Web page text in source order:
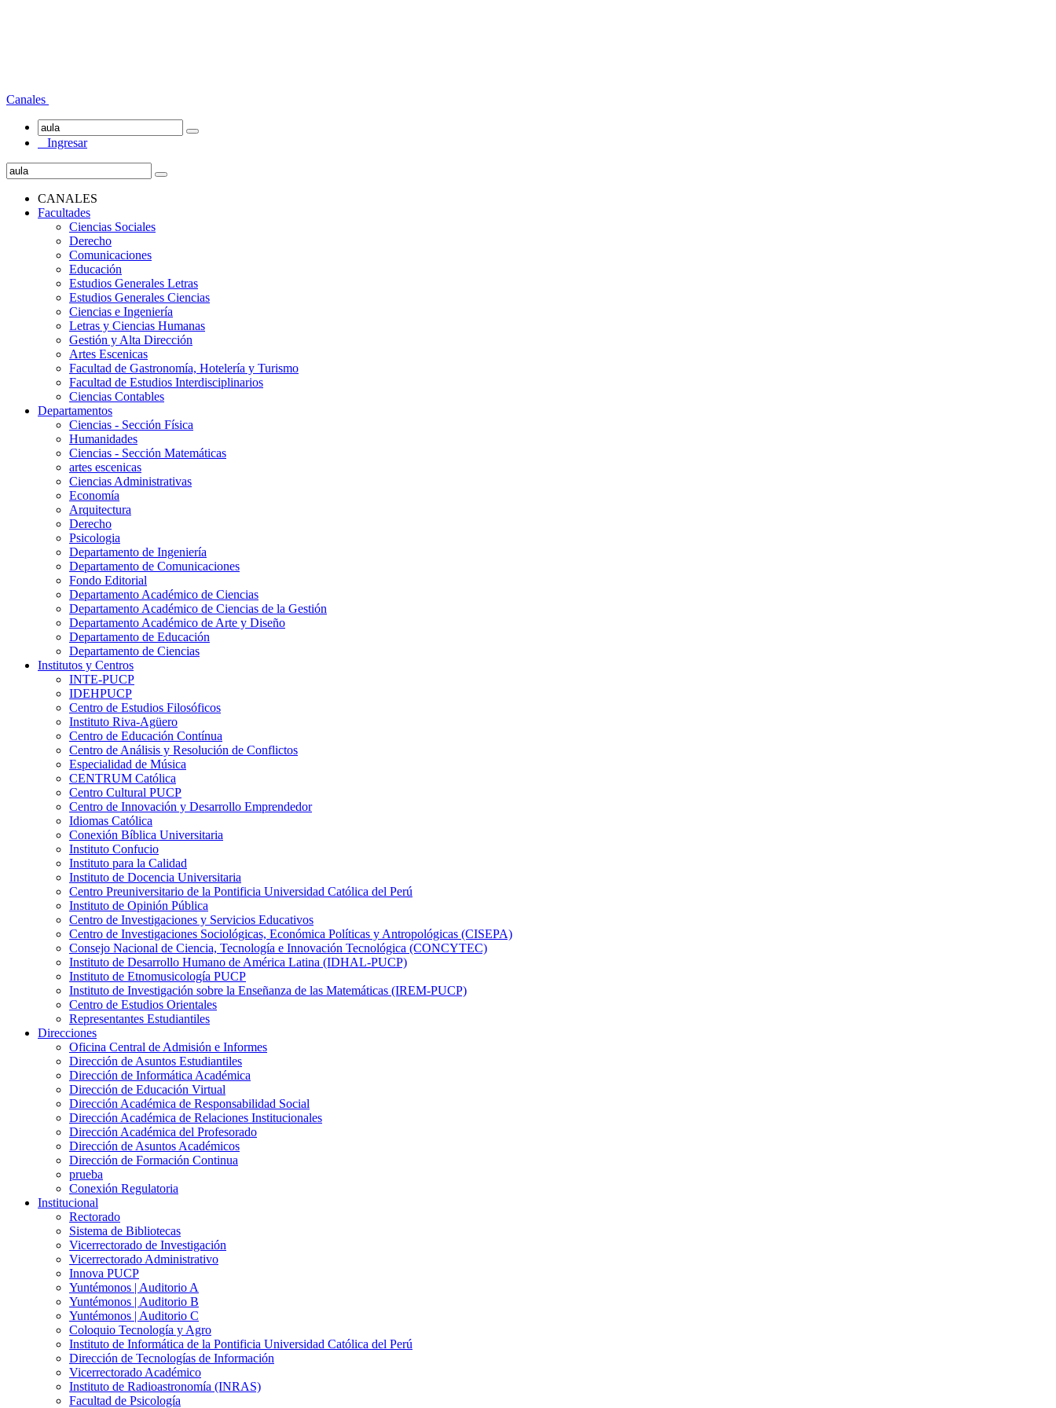
Canales
Ingresar
CANALES
Facultades
Ciencias Sociales
Derecho
Comunicaciones
Educación
Estudios Generales Letras
Estudios Generales Ciencias
Ciencias e Ingeniería
Letras y Ciencias Humanas
Gestión y Alta Dirección
Artes Escenicas
Facultad de Gastronomía, Hotelería y Turismo
Facultad de Estudios Interdisciplinarios
Ciencias Contables
Departamentos
Ciencias - Sección Física
Humanidades
Ciencias - Sección Matemáticas
artes escenicas
Ciencias Administrativas
Economía
Arquitectura
Derecho
Psicologia
Departamento de Ingeniería
Departamento de Comunicaciones
Fondo Editorial
Departamento Académico de Ciencias
Departamento Académico de Ciencias de la Gestión
Departamento Académico de Arte y Diseño
Departamento de Educación
Departamento de Ciencias
Institutos y Centros
INTE-PUCP
IDEHPUCP
Centro de Estudios Filosóficos
Instituto Riva-Agüero
Centro de Educación Contínua
Centro de Análisis y Resolución de Conflictos
Especialidad de Música
CENTRUM Católica
Centro Cultural PUCP
Centro de Innovación y Desarrollo Emprendedor
Idiomas Católica
Conexión Bíblica Universitaria
Instituto Confucio
Instituto para la Calidad
Instituto de Docencia Universitaria
Centro Preuniversitario de la Pontificia Universidad Católica del Perú
Instituto de Opinión Pública
Centro de Investigaciones y Servicios Educativos
Centro de Investigaciones Sociológicas, Económica Políticas y Antropológicas (CISEPA)
Consejo Nacional de Ciencia, Tecnología e Innovación Tecnológica (CONCYTEC)
Instituto de Desarrollo Humano de América Latina (IDHAL-PUCP)
Instituto de Etnomusicología PUCP
Instituto de Investigación sobre la Enseñanza de las Matemáticas (IREM-PUCP)
Centro de Estudios Orientales
Representantes Estudiantiles
Direcciones
Oficina Central de Admisión e Informes
Dirección de Asuntos Estudiantiles
Dirección de Informática Académica
Dirección de Educación Virtual
Dirección Académica de Responsabilidad Social
Dirección Académica de Relaciones Institucionales
Dirección Académica del Profesorado
Dirección de Asuntos Académicos
Dirección de Formación Continua
prueba
Conexión Regulatoria
Institucional
Rectorado
Sistema de Bibliotecas
Vicerrectorado de Investigación
Vicerrectorado Administrativo
Innova PUCP
Yuntémonos | Auditorio A
Yuntémonos | Auditorio B
Yuntémonos | Auditorio C
Coloquio Tecnología y Agro
Instituto de Informática de la Pontificia Universidad Católica del Perú
Dirección de Tecnologías de Información
Vicerrectorado Académico
Instituto de Radioastronomía (INRAS)
Facultad de Psicología